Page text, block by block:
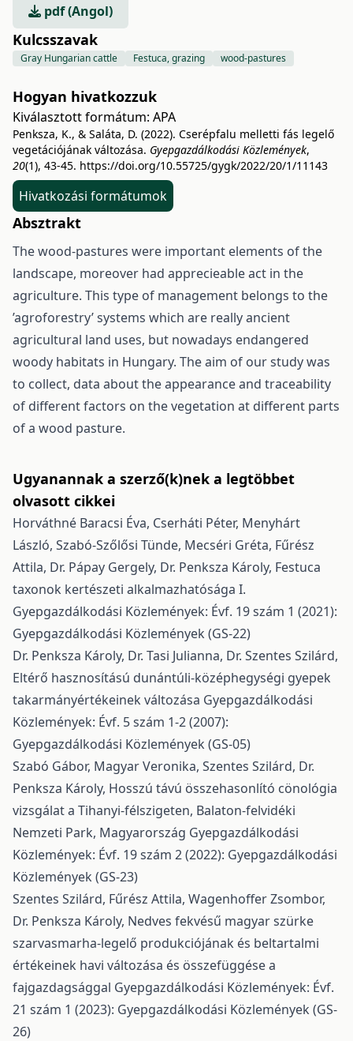
pdf (Angol)
Kulcsszavak
Gray Hungarian cattle Festuca, grazing wood-pastures
Hogyan hivatkozzuk
Kiválasztott formátum: APA
Penksza, K., & Saláta, D. (2022). Cserépfalu melletti fás legelő
vegetációjának változása. Gyepgazdálkodási Közlemények,
20(1), 43-45. https://doi.org/10.55725/gygk/2022/20/1/11143
Hivatkozási formátumok
Absztrakt
The wood-pastures were important elements of the
landscape, moreover had apprecieable act in the
agriculture. This type of management belongs to the
’agroforestry’ systems which are really ancient
agricultural land uses, but nowadays endangered
woody habitats in Hungary. The aim of our study was
to collect, data about the appearance and traceability
of different factors on the vegetation at different parts
of a wood pasture.
Ugyanannak a szerző(k)nek a legtöbbet
olvasott cikkei
Horváthné Baracsi Éva, Cserháti Péter, Menyhárt
László, Szabó-Szőlősi Tünde, Mecséri Gréta, Fűrész
Attila, Dr. Pápay Gergely, Dr. Penksza Károly, Festuca
taxonok kertészeti alkalmazhatósága I.
Gyepgazdálkodási Közlemények: Évf. 19 szám 1 (2021):
Gyepgazdálkodási Közlemények (GS-22)
Dr. Penksza Károly, Dr. Tasi Julianna, Dr. Szentes Szilárd,
Eltérő hasznosítású dunántúli-középhegységi gyepek
takarmányértékeinek változása Gyepgazdálkodási
Közlemények: Évf. 5 szám 1-2 (2007):
Gyepgazdálkodási Közlemények (GS-05)
Szabó Gábor, Magyar Veronika, Szentes Szilárd, Dr.
Penksza Károly, Hosszú távú összehasonlító cönológia
vizsgálat a Tihanyi-félszigeten, Balaton-felvidéki
Nemzeti Park, Magyarország Gyepgazdálkodási
Közlemények: Évf. 19 szám 2 (2022): Gyepgazdálkodási
Közlemények (GS-23)
Szentes Szilárd, Fűrész Attila, Wagenhoffer Zsombor,
Dr. Penksza Károly, Nedves fekvésű magyar szürke
szarvasmarha-legelő produkciójának és beltartalmi
értékeinek havi változása és összefüggése a
fajgazdagsággal Gyepgazdálkodási Közlemények: Évf.
21 szám 1 (2023): Gyepgazdálkodási Közlemények (GS-
26)